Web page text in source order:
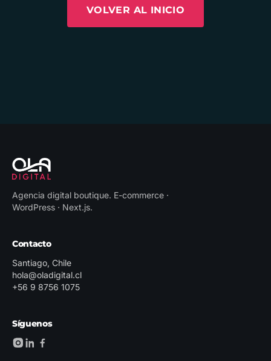
VOLVER AL INICIO
Agencia digital boutique. E-commerce ·
WordPress · Next.js.
Contacto
Santiago, Chile
hola@oladigital.cl
+56 9 8756 1075
Síguenos